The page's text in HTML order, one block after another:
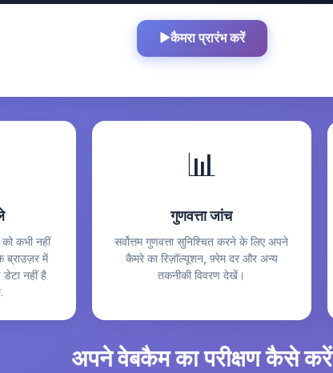
▶कैमरा प्रारंभ करें
कभी नहीं
ब्राउज़र में
नहीं है
📊
गुणवत्ता जांच
सर्वोत्तम गुणवत्ता सुनिश्चित करने के लिए अपने
कैमरे का रिज़ॉल्यूशन, फ़्रेम दर और अन्य
तकनीकी विवरण देखें।
अपने वेबकैम का परीक्षण कैसे करें